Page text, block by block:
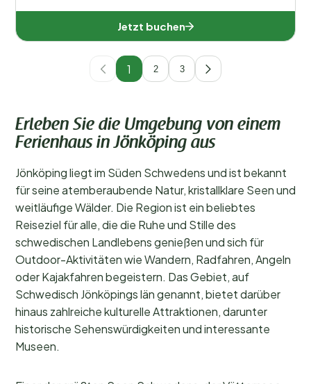
Jetzt buchen
1 2 3
Erleben Sie die Umgebung von einem
Ferienhaus in Jönköping aus
Jönköping liegt im Süden Schwedens und ist bekannt
für seine atemberaubende Natur, kristallklare Seen und
weitläufige Wälder. Die Region ist ein beliebtes
Reiseziel für alle, die die Ruhe und Stille des
schwedischen Landlebens genießen und sich für
Outdoor-Aktivitäten wie Wandern, Radfahren, Angeln
oder Kajakfahren begeistern. Das Gebiet, auf
Schwedisch Jönköpings län genannt, bietet darüber
hinaus zahlreiche kulturelle Attraktionen, darunter
historische Sehenswürdigkeiten und interessante
Museen.